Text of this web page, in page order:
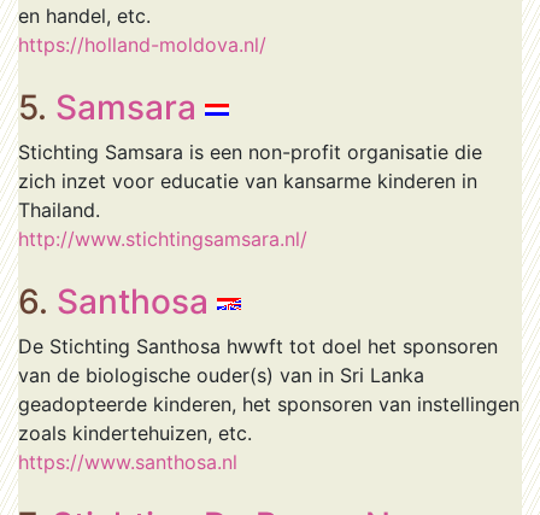
en handel, etc.
https://holland-moldova.nl/
5. Samsara
Stichting Samsara is een non-profit organisatie die
zich inzet voor educatie van kansarme kinderen in
Thailand.
http://www.stichtingsamsara.nl/
6. Santhosa
De Stichting Santhosa hwwft tot doel het sponsoren
van de biologische ouder(s) van in Sri Lanka
geadopteerde kinderen, het sponsoren van instellingen
zoals kindertehuizen, etc.
https://www.santhosa.nl